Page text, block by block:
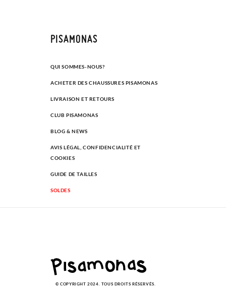
PISAMONAS
QUI SOMMES-NOUS?
ACHETER DES CHAUSSURES PISAMONAS
LIVRAISON ET RETOURS
CLUB PISAMONAS
BLOG & NEWS
AVIS LÉGAL, CONFIDENCIALITÉ ET
COOKIES
GUIDE DE TAILLES
SOLDES
© COPYRIGHT 2024. TOUS DROITS RÉSERVÉS.